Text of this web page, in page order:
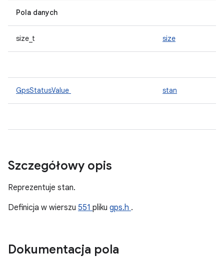
Pola danych
size_t size
GpsStatusValue stan
Szczegółowy opis
Reprezentuje stan.
Definicja w wierszu 551 pliku gps.h .
Dokumentacja pola